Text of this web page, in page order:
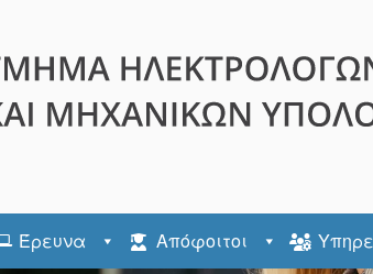
Έρευνα Απόφοιτοι